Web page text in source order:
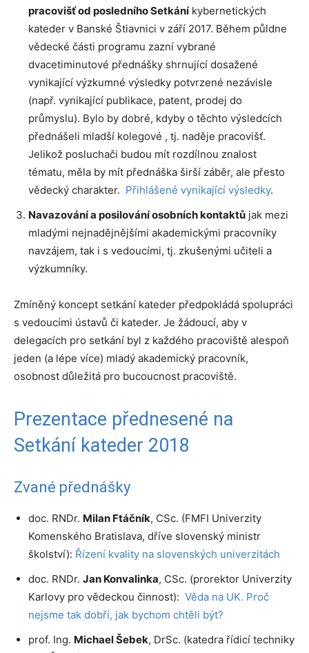
pracovišť od posledního Setkáníkybernetických
kateder v Banské Štiavnici v září 2017. Během půldne
vědecké části programu zazní vybrané
dvacetiminutové přednášky shrnující dosažené
vynikající výzkumné výsledky potvrzené nezávisle
(např. vynikající publikace, patent, prodej do
průmyslu). Bylo by dobré, kdyby o těchto výsledcích
přednášeli mladší kolegové , tj. naděje pracovišť.
Jelikož posluchači budou mít rozdílnou znalost
tématu, měla by mít přednáška širší záběr, ale přesto
vědecký charakter. Přihlášené vynikající výsledky.
Navazování a posilování osobních kontaktů jak mezi
mladými nejnadějnějšími akademickými pracovníky
navzájem, tak i s vedoucími, tj. zkušenými učiteli a
výzkumníky.
Zmíněný koncept setkání kateder předpokládá spolupráci
s vedoucími ústavů či kateder. Je žádoucí, aby v
delegacích pro setkání byl z každého pracoviště alespoň
jeden (a lépe více) mladý akademický pracovník,
osobnost důležitá pro bucoucnost pracoviště.
Prezentace přednesené na
Setkání kateder 2018
Zvané přednášky
doc. RNDr. Milan Ftáčník, CSc. (FMFI Univerzity
Komenského Bratislava, dříve slovenský ministr
školství): Řízení kvality na slovenských univerzitách
doc. RNDr. Jan Konvalinka, CSc. (prorektor Univerzity
Karlovy pro vědeckou činnost): Věda na UK. Proč
nejsme tak dobří, jak bychom chtěli být?
prof. Ing. Michael Šebek, DrSc. (katedra řídicí techniky